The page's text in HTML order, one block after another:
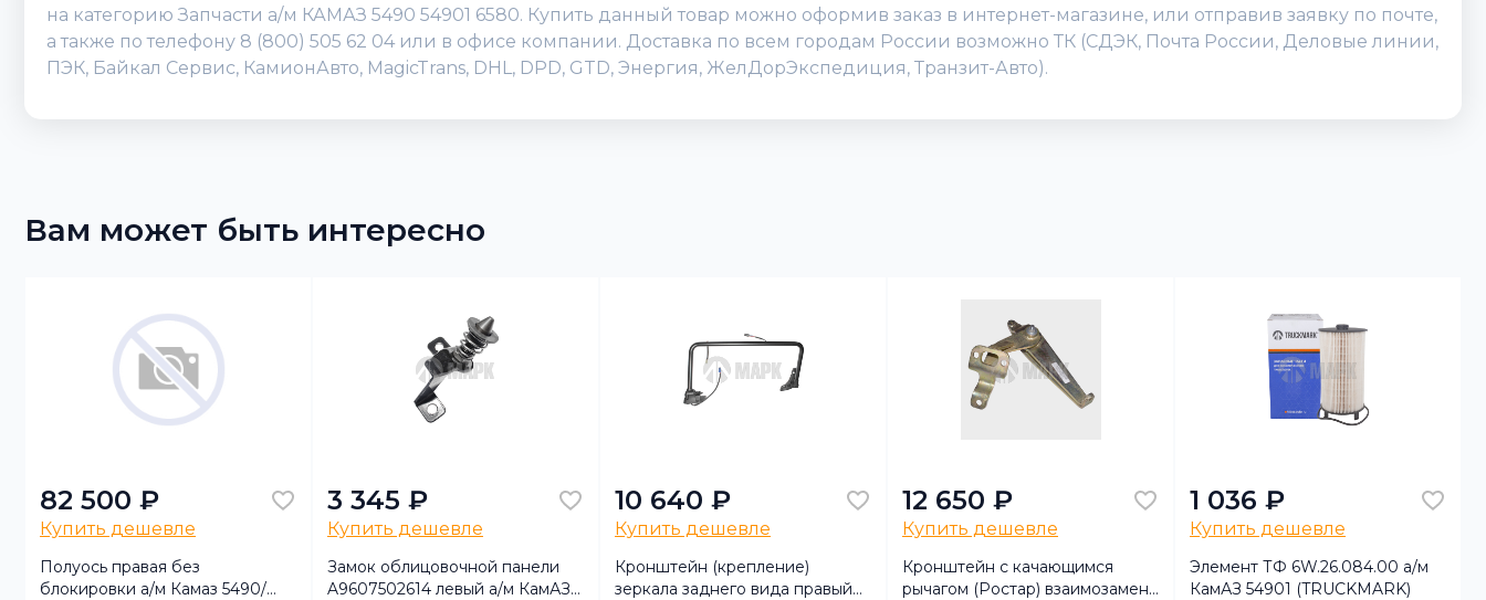
на категорию Запчасти а/м КАМАЗ 5490 54901 6580. Купить данный товар можно оформив заказ в интернет-магазине, или отправив заявку по почте,
а также по телефону 8 (800) 505 62 04 или в офисе компании. Доставка по всем городам России возможно ТК (СДЭК, Почта России, Деловые линии,
ПЭК, Байкал Сервис, КамионАвто, MagicTrans, DHL, DPD, GTD, Энергия, ЖелДорЭкспедиция, Транзит-Авто).
Вам может быть интересно
82 500 ₽
Купить дешевле
Полуось правая без
блокировки а/м Камаз 5490/
3 345 ₽
Купить дешевле
Замок облицовочной панели
A9607502614 левый а/м КамАЗ
10 640 ₽
Купить дешевле
Кронштейн (крепление)
зеркала заднего вида правый
12 650 ₽
Купить дешевле
Кронштейн c качающимся
рычагом (Ростар) взаимозамен
1 036 ₽
Купить дешевле
Элемент ТФ 6W.26.084.00 а/м
КамАЗ 54901 (TRUCKMARK)